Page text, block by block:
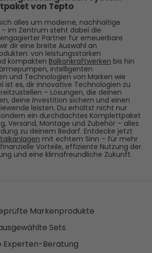
von Tepto
alles um moderne, nachhaltige
– im Zentrum steht dabei die
engagierter Partner für erneuerbare
dir eine breite Auswahl an
von leistungsstarken
kompakten Balkonkraftwerken bis hin
intelligenten
und Technologien von Marken wie
ist es, dir innovative Technologien zu
– Lösungen, die deinen
deine Investition sichern und einen
leisten. Du erhältst nicht nur
ein durchdachtes Komplettpaket
Versand, Montage und Zubehör – alles
zu deinem Bedarf. Entdecke jetzt
mit echtem Sinn – für mehr
Vorteile, effiziente Nutzung der
und eine klimafreundliche Zukunft.
Markenprodukte
Sets
Experten-Beratung